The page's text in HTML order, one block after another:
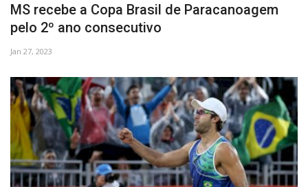
MS recebe a Copa Brasil de Paracanoagem
pelo 2º ano consecutivo
Jan 27, 2023